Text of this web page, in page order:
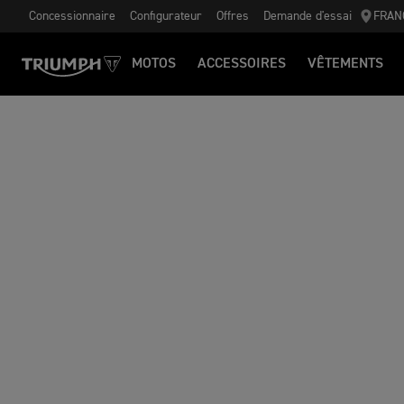
Concessionnaire Configurateur Offres Demande d'essai
MOTOS ACCESSOIRES VÊTEMENTS